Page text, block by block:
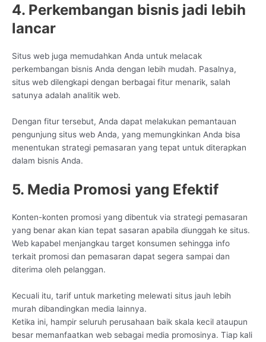
4. Perkembangan bisnis jadi lebih
lancar
Situs web juga memudahkan Anda untuk melacak
perkembangan bisnis Anda dengan lebih mudah. Pasalnya,
situs web dilengkapi dengan berbagai fitur menarik, salah
satunya adalah analitik web.
Dengan fitur tersebut, Anda dapat melakukan pemantauan
pengunjung situs web Anda, yang memungkinkan Anda bisa
menentukan strategi pemasaran yang tepat untuk diterapkan
dalam bisnis Anda.
5. Media Promosi yang Efektif
Konten-konten promosi yang dibentuk via strategi pemasaran
yang benar akan kian tepat sasaran apabila diunggah ke situs.
Web kapabel menjangkau target konsumen sehingga info
terkait promosi dan pemasaran dapat segera sampai dan
diterima oleh pelanggan.
Kecuali itu, tarif untuk marketing melewati situs jauh lebih
murah dibandingkan media lainnya.
Ketika ini, hampir seluruh perusahaan baik skala kecil ataupun
besar memanfaatkan web sebagai media promosinya. Tiap kali